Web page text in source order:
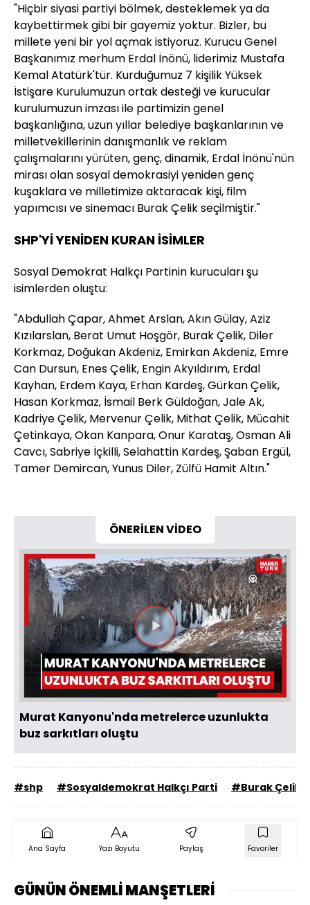
"Hiçbir siyasi partiyi bölmek, desteklemek ya da
kaybettirmek gibi bir gayemiz yoktur. Bizler, bu
millete yeni bir yol açmak istiyoruz. Kurucu Genel
Başkanımız merhum Erdal İnönü, liderimiz Mustafa
Kemal Atatürk'tür. Kurduğumuz 7 kişilik Yüksek
İstişare Kurulumuzun ortak desteği ve kurucular
kurulumuzun imzası ile partimizin genel
başkanlığına, uzun yıllar belediye başkanlarının ve
milletvekillerinin danışmanlık ve reklam
çalışmalarını yürüten, genç, dinamik, Erdal İnönü'nün
mirası olan sosyal demokrasiyi yeniden genç
kuşaklara ve milletimize aktaracak kişi, film
yapımcısı ve sinemacı Burak Çelik seçilmiştir."
SHP'Yİ YENİDEN KURAN İSİMLER
Sosyal Demokrat Halkçı Partinin kurucuları şu
isimlerden oluştu:
"Abdullah Çapar, Ahmet Arslan, Akın Gülay, Aziz
Kızılarslan, Berat Umut Hoşgör, Burak Çelik, Diler
Korkmaz, Doğukan Akdeniz, Emirkan Akdeniz, Emre
Can Dursun, Enes Çelik, Engin Akyıldırım, Erdal
Kayhan, Erdem Kaya, Erhan Kardeş, Gürkan Çelik,
Hasan Korkmaz, İsmail Berk Güldoğan, Jale Ak,
Kadriye Çelik, Mervenur Çelik, Mithat Çelik, Mücahit
Çetinkaya, Okan Kanpara, Onur Karataş, Osman Ali
Cavcı, Sabriye İçkilli, Selahattin Kardeş, Şaban Ergül,
Tamer Demircan, Yunus Diler, Zülfü Hamit Altın."
ÖNERİLEN VİDEO
Videoyu
Oynat
Murat Kanyonu'nda metrelerce uzunlukta
buz sarkıtları oluştu
#shp #Sosyaldemokrat Halkçı Parti #Burak Çelik
Ana Sayfa Yazı Boyutu Paylaş Favoriler
GÜNÜN ÖNEMLİ MANŞETLERİ